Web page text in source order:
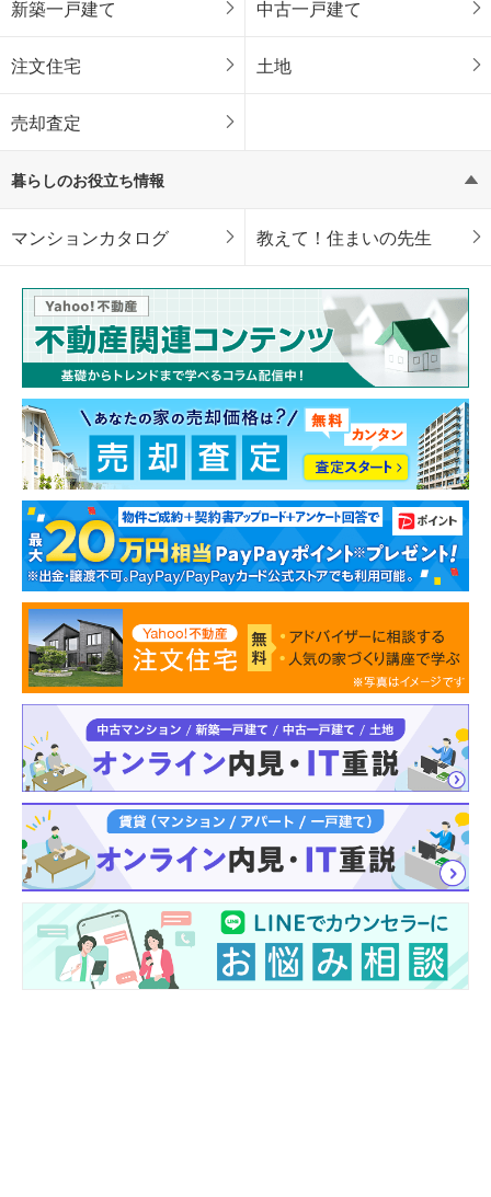
新築一戸建て 中古一戸建て
注文住宅 土地
売却査定
暮らしのお役立ち情報
マンションカタログ 教えて！住まいの先生